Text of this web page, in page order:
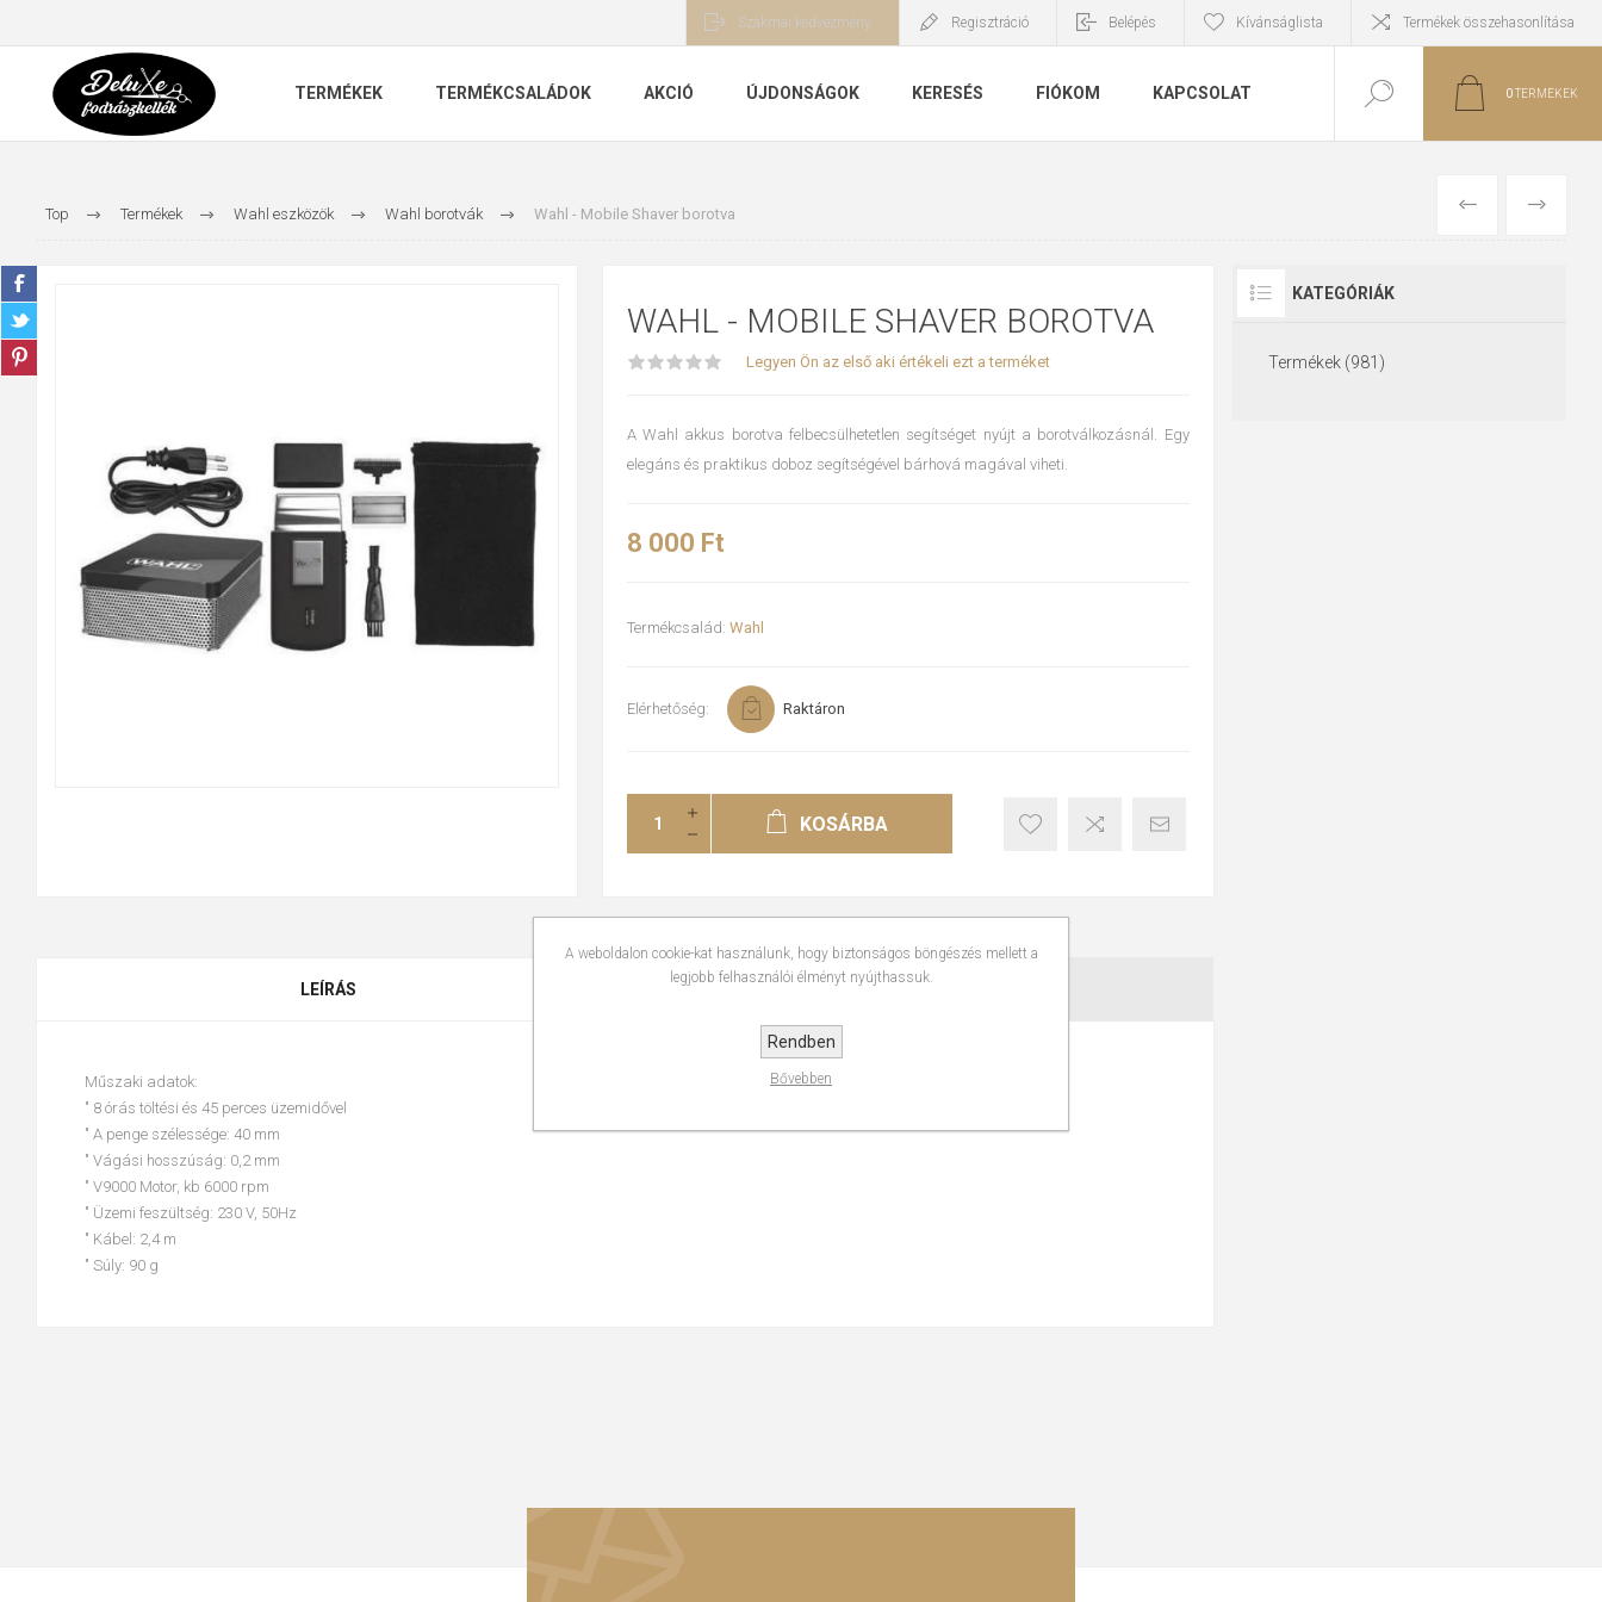
Szakmai kedvezmény Regisztráció Belépés Kívánságlista Termékek összehasonlítása
TERMÉKEK TERMÉKCSALÁDOK AKCIÓ ÚJDONSÁGOK KERESÉS FIÓKOM KAPCSOLAT 0TERMÉKEK
Top Termékek Wahl eszközök Wahl borotvák Wahl - Mobile Shaver borotva ELŐZŐ
WAHL - MOBILE SHAVER BOROTVA
Legyen Ön az első aki értékeli ezt a terméket
A Wahl akkus borotva felbecsülhetetlen segítséget nyújt a borotválkozásnál. Egy
elegáns és praktikus doboz segítségével bárhová magával viheti.
8 000 Ft
Termékcsalád: Wahl
Elérhetőség: Raktáron
KOSÁRBA
LEÍRÁS ÉRTÉKELÉSEK
Műszaki adatok:
" 8 órás töltési és 45 perces üzemidővel
" A penge szélessége: 40 mm
" Vágási hosszúság: 0,2 mm
" V9000 Motor, kb 6000 rpm
" Üzemi feszültség: 230 V, 50Hz
" Kábel: 2,4 m
" Súly: 90 g
KATEGÓRIÁK
Termékek (981)
A weboldalon cookie-kat használunk, hogy biztonságos böngészés mellett a
legjobb felhasználói élményt nyújthassuk.
Rendben
Bővebben